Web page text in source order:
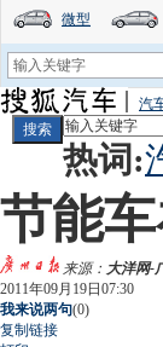
微型
汽
热词:
节能
来源： 大洋网-
2011年09月19日07:30
我来说两句(0)
复制链接